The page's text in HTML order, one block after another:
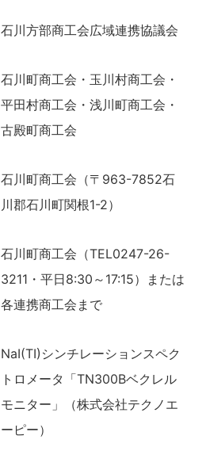
石川方部商工会広域連携協議会
石川町商工会・玉川村商工会・
平田村商工会・浅川町商工会・
古殿町商工会
石川町商工会（〒963-7852石
川郡石川町関根1-2）
石川町商工会（TEL0247-26-
3211・平日8:30～17:15）または
各連携商工会まで
NaI(TI)シンチレーションスペク
トロメータ「TN300Bベクレル
モニター」（株式会社テクノエ
ーピー）